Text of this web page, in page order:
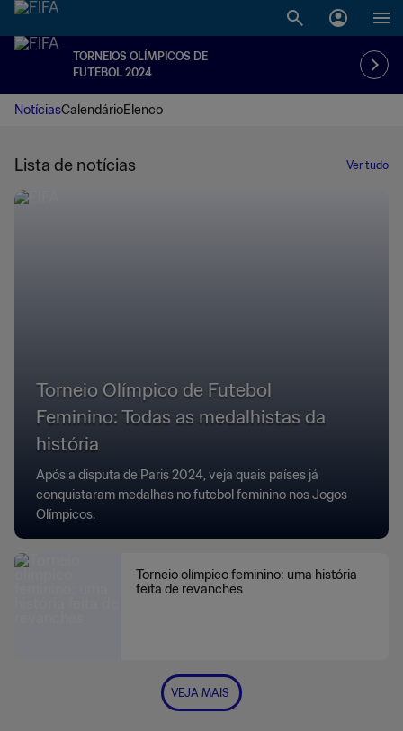
TORNEIOS OLÍMPICOS DE
FUTEBOL 2024
NotíciasCalendárioElenco
Lista de notícias Ver tudo
Torneio Olímpico de Futebol
Feminino: Todas as medalhistas da
história
Após a disputa de Paris 2024, veja quais países já
conquistaram medalhas no futebol feminino nos Jogos
Olímpicos.
Torneio olímpico feminino: uma história
feita de revanches
VEJA MAIS